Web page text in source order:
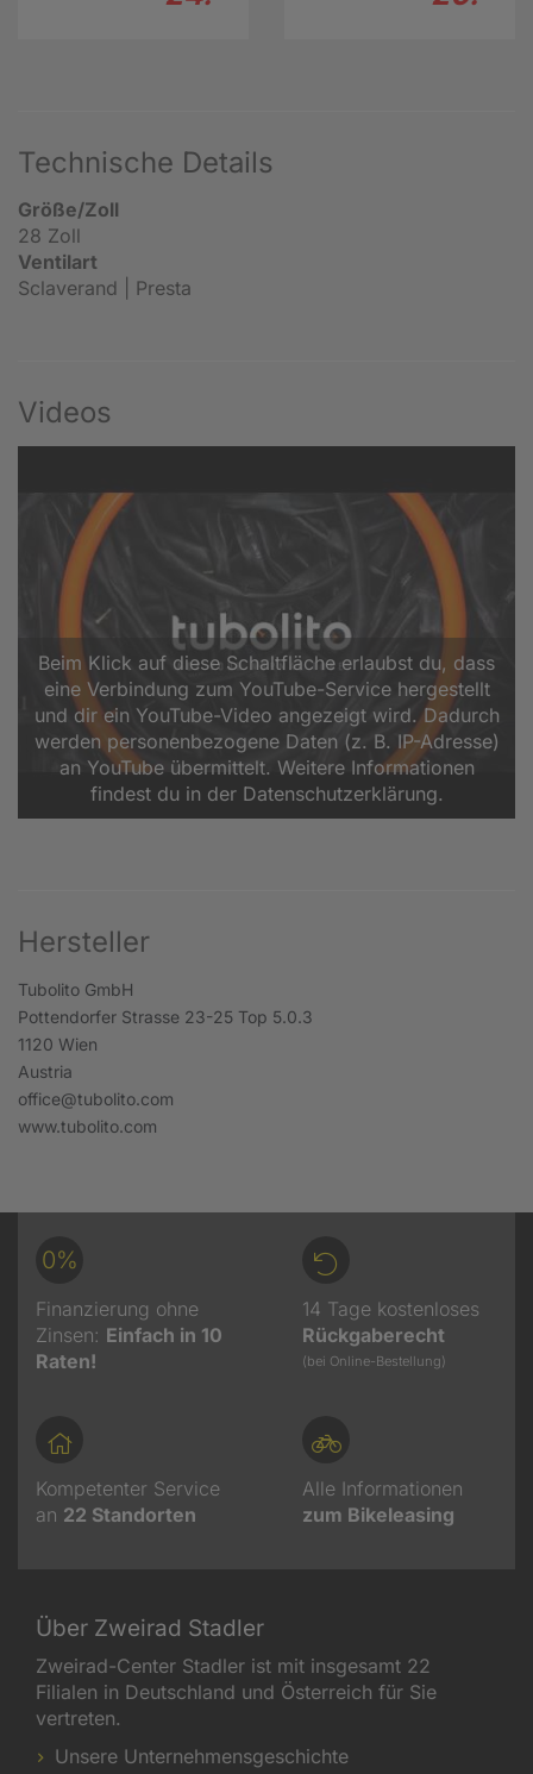
Technische Details
Größe/Zoll
28 Zoll
Ventilart
Sclaverand | Presta
Videos
Beim Klick auf diese Schaltfläche erlaubst du, dass
eine Verbindung zum YouTube-Service hergestellt
und dir ein YouTube-Video angezeigt wird. Dadurch
werden personenbezogene Daten (z. B. IP-Adresse)
an YouTube übermittelt. Weitere Informationen
findest du in der Datenschutzerklärung.
Hersteller
Tubolito GmbH
Pottendorfer Strasse 23-25 Top 5.0.3
1120 Wien
Austria
office@tubolito.com
www.tubolito.com
0%
Finanzierung ohne
Zinsen: Einfach in 10
Raten!
14 Tage kostenloses
Rückgaberecht
(bei Online-Bestellung)
Kompetenter Service
an 22 Standorten
Alle Informationen
zum Bikeleasing
Über Zweirad Stadler
Zweirad-Center Stadler ist mit insgesamt 22
Filialen in Deutschland und Österreich für Sie
vertreten.
Unsere Unternehmensgeschichte